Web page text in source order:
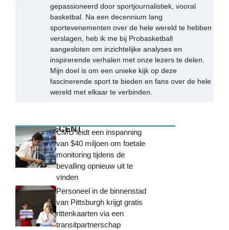
gepassioneerd door sportjournalistiek, vooral
basketbal. Na een decennium lang
sportevenementen over de hele wereld te hebben
verslagen, heb ik me bij Probasketball
aangesloten om inzichtelijke analyses en
inspirerende verhalen met onze lezers te delen.
Mijn doel is om een unieke kijk op deze
fascinerende sport te bieden en fans over de hele
wereld met elkaar te verbinden.
MEEST RECENTCMU leidt een inspanning
van $40 miljoen om foetale
monitoring tijdens de
bevalling opnieuw uit te
vinden
Personeel in de binnenstad
van Pittsburgh krijgt gratis
rittenkaarten via een
transitpartnerschap